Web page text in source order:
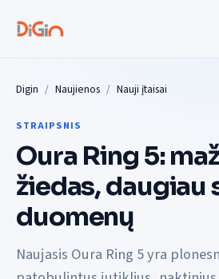
Digin Naujienos Nauji įtaisai
STRAIPSNIS
Oura Ring 5:
žiedas, daugiau
duomenų
Naujasis Oura Ring 5 yra